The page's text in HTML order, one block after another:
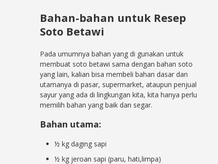
Bahan-bahan untuk Resep
Soto Betawi
Pada umumnya bahan yang di gunakan untuk
membuat soto betawi sama dengan bahan soto
yang lain, kalian bisa membeli bahan dasar dan
utamanya di pasar, supermarket, ataupun penjual
sayur yang ada di lingkungan kita, kita hanya perlu
memilih bahan yang baik dan segar.
Bahan utama:
½ kg daging sapi
½ kg jeroan sapi (paru, hati,limpa)